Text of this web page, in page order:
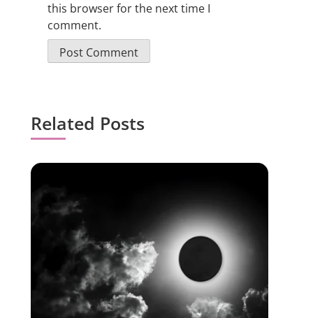
this browser for the next time I
comment.
Related Posts